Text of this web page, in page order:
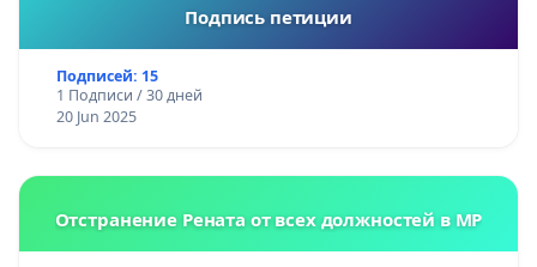
Подпись петиции
Подписей: 15
1 Подписи / 30 дней
20 Jun 2025
Отстранение Рената от всех должностей в МР